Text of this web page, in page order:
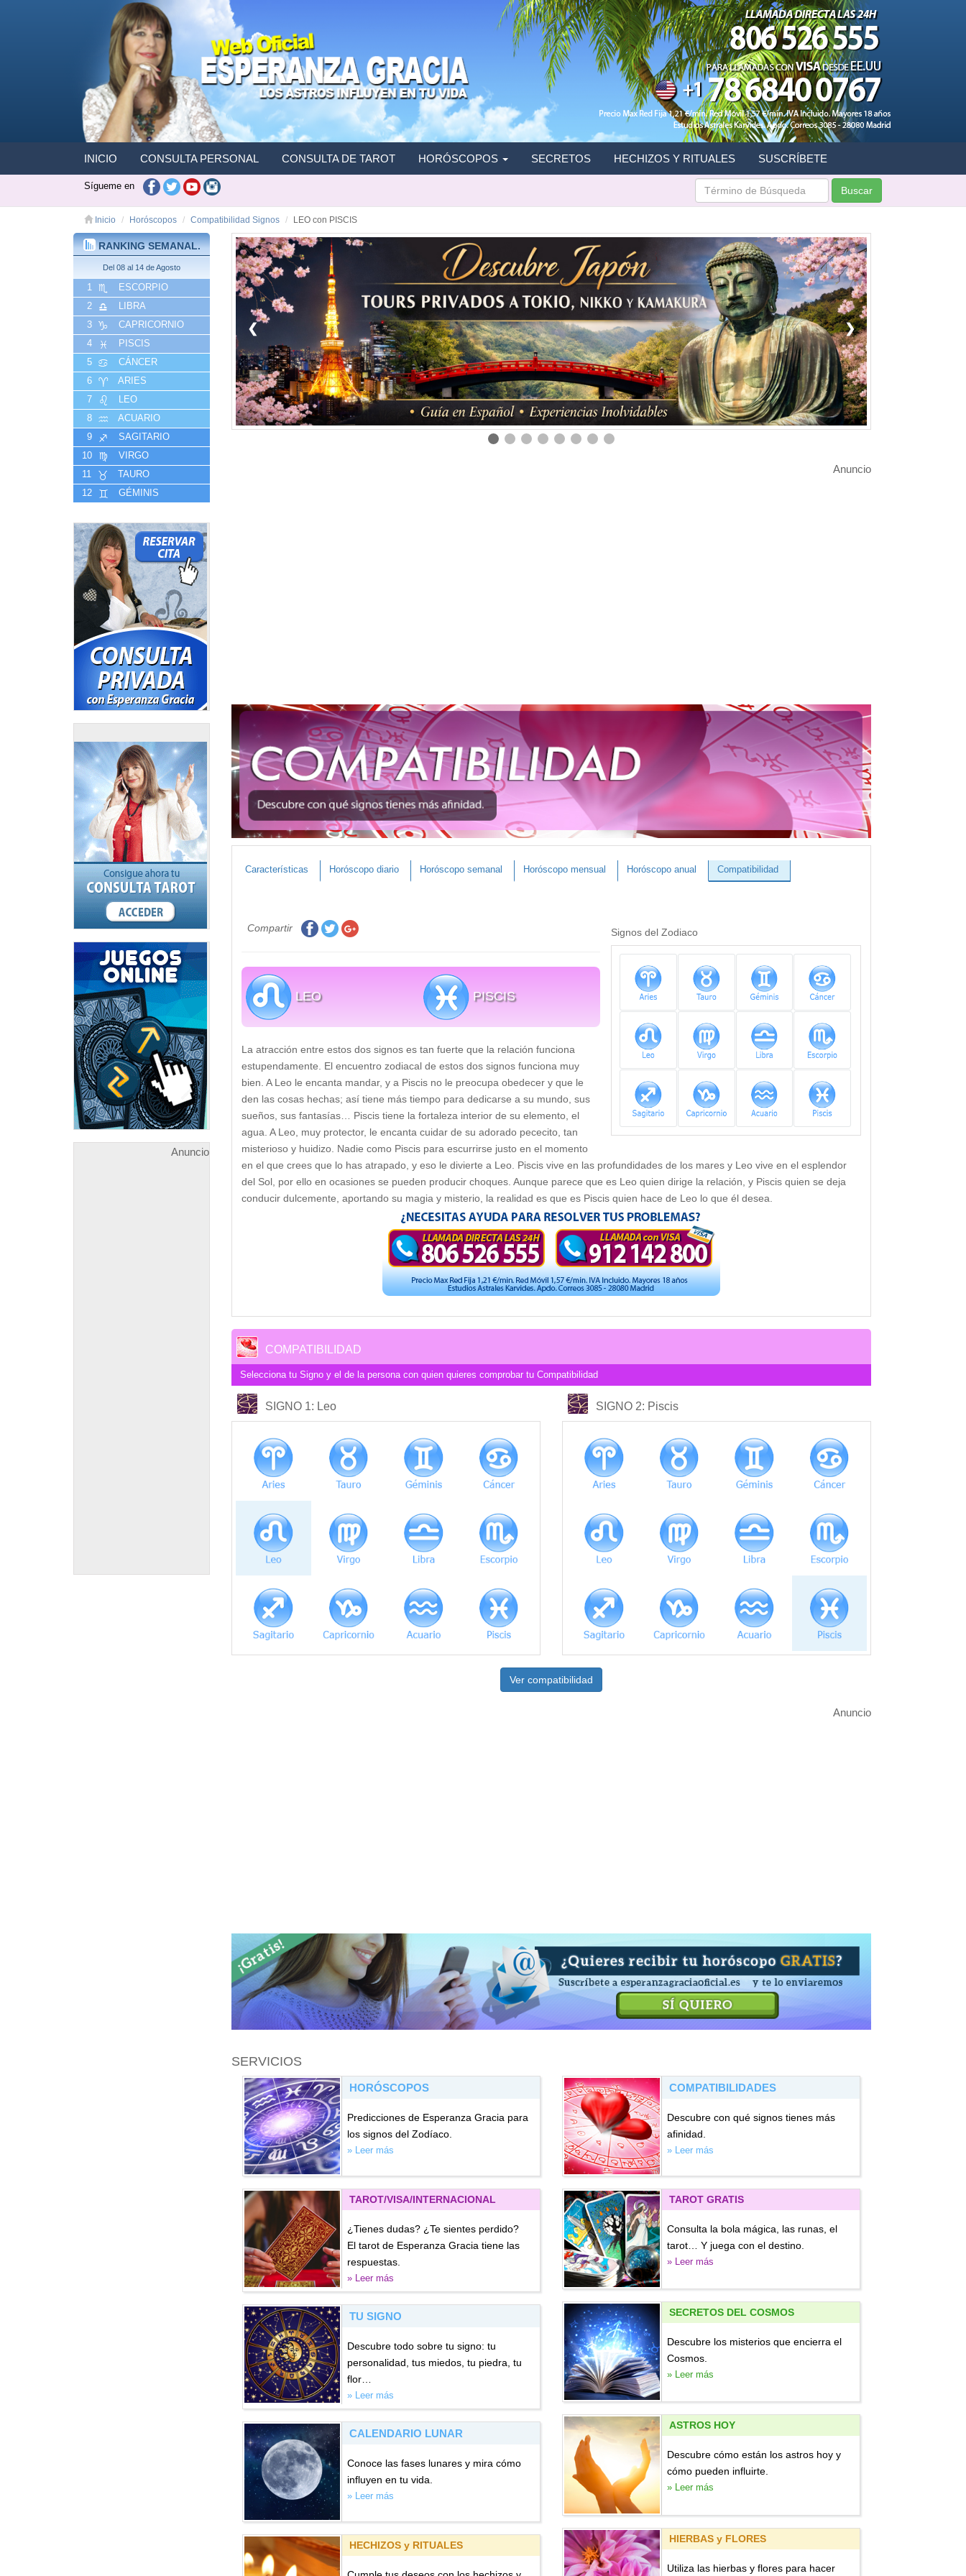
INICIO CONSULTA PERSONAL CONSULTA DE TAROT HORÓSCOPOS SECRETOS HECHIZOS Y RITUALES SUSCRÍBETE
Sígueme en Buscar
Inicio Horóscopos Compatibilidad Signos LEO con PISCIS
RANKING SEMANAL.
Del 08 al 14 de Agosto
1
ESCORPIO
2
LIBRA
3
CAPRICORNIO
4
PISCIS
5
CÁNCER
6
ARIES
7
LEO
8
ACUARIO
9
SAGITARIO
10
VIRGO
11
TAURO
12
GÉMINIS
Anuncio
❮ ❯
Anuncio
Características Horóscopo diario Horóscopo semanal Horóscopo mensual Horóscopo anual Compatibilidad
Signos del Zodiaco
Compartir
LEO PISCIS
La atracción entre estos dos signos es tan fuerte que la relación funciona
estupendamente. El encuentro zodiacal de estos dos signos funciona muy
bien. A Leo le encanta mandar, y a Piscis no le preocupa obedecer y que le
den las cosas hechas; así tiene más tiempo para dedicarse a su mundo, sus
sueños, sus fantasías… Piscis tiene la fortaleza interior de su elemento, el
agua. A Leo, muy protector, le encanta cuidar de su adorado pececito, tan
misterioso y huidizo. Nadie como Piscis para escurrirse justo en el momento
en el que crees que lo has atrapado, y eso le divierte a Leo. Piscis vive en las profundidades de los mares y Leo vive en el esplendor
del Sol, por ello en ocasiones se pueden producir choques. Aunque parece que es Leo quien dirige la relación, y Piscis quien se deja
conducir dulcemente, aportando su magia y misterio, la realidad es que es Piscis quien hace de Leo lo que él desea.
COMPATIBILIDAD
Selecciona tu Signo y el de la persona con quien quieres comprobar tu Compatibilidad
SIGNO 1: Leo SIGNO 2: Piscis
Ver compatibilidad
Anuncio
SERVICIOS
HORÓSCOPOS
Predicciones de Esperanza Gracia para
los signos del Zodíaco.
» Leer más
TAROT/VISA/INTERNACIONAL
¿Tienes dudas? ¿Te sientes perdido?
El tarot de Esperanza Gracia tiene las
respuestas.
» Leer más
TU SIGNO
Descubre todo sobre tu signo: tu
personalidad, tus miedos, tu piedra, tu
flor…
» Leer más
CALENDARIO LUNAR
Conoce las fases lunares y mira cómo
influyen en tu vida.
» Leer más
HECHIZOS y RITUALES
COMPATIBILIDADES
Descubre con qué signos tienes más
afinidad.
» Leer más
TAROT GRATIS
Consulta la bola mágica, las runas, el
tarot… Y juega con el destino.
» Leer más
SECRETOS DEL COSMOS
Descubre los misterios que encierra el
Cosmos.
» Leer más
ASTROS HOY
Descubre cómo están los astros hoy y
cómo pueden influirte.
» Leer más
HIERBAS y FLORES
Utiliza las hierbas y flores para hacer